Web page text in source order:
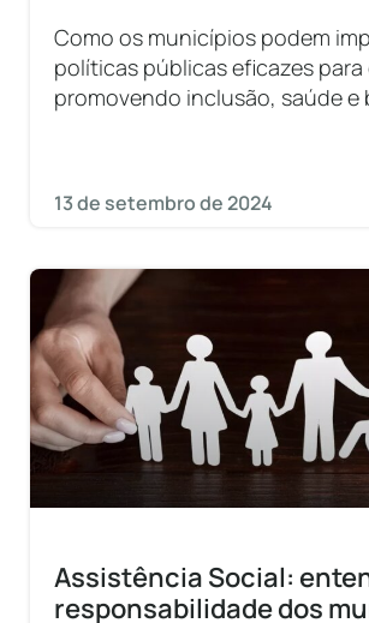
Como os municípios podem
políticas públicas eficazes para
promovendo inclusão, saúde e
13 de setembro de 2024
Assistência Social:
responsabilidade dos